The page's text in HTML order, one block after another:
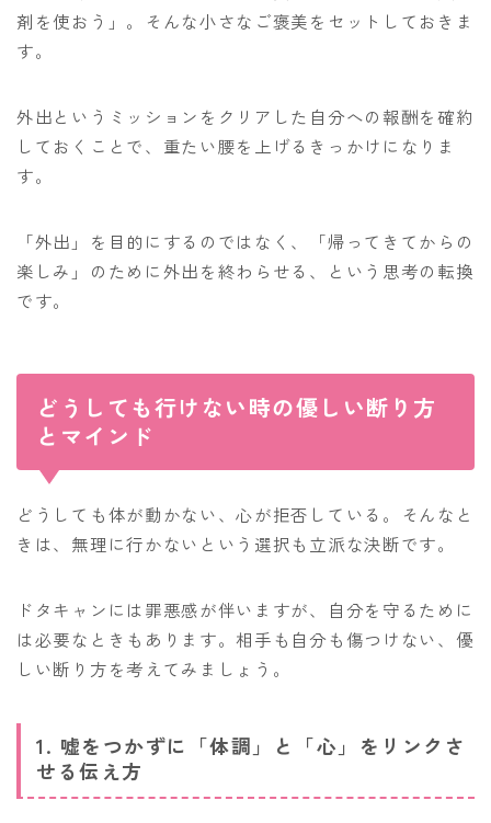
剤を使おう」。そんな小さなご褒美をセットしておきま
す。
外出というミッションをクリアした自分への報酬を確約
しておくことで、重たい腰を上げるきっかけになりま
す。
「外出」を目的にするのではなく、「帰ってきてからの
楽しみ」のために外出を終わらせる、という思考の転換
です。
どうしても行けない時の優しい断り方
とマインド
どうしても体が動かない、心が拒否している。そんなと
きは、無理に行かないという選択も立派な決断です。
ドタキャンには罪悪感が伴いますが、自分を守るために
は必要なときもあります。相手も自分も傷つけない、優
しい断り方を考えてみましょう。
1. 嘘をつかずに「体調」と「心」をリンクさ
せる伝え方